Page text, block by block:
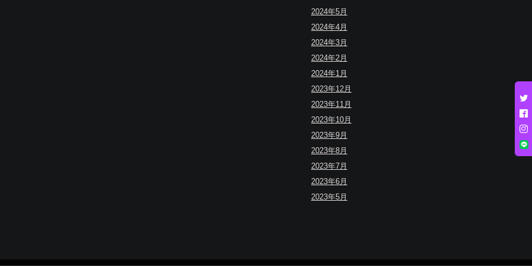
2024年5月
2024年4月
2024年3月
2024年2月
2024年1月
2023年12月
2023年11月
2023年10月
2023年9月
2023年8月
2023年7月
2023年6月
2023年5月